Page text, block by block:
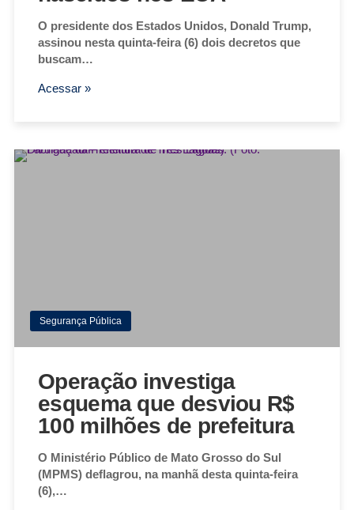
O presidente dos Estados Unidos, Donald Trump,
assinou nesta quinta-feira (6) dois decretos que
buscam…
Acessar »
Segurança Pública
Operação investiga
esquema que desviou R$
100 milhões de prefeitura
O Ministério Público de Mato Grosso do Sul
(MPMS) deflagrou, na manhã desta quinta-feira
(6),…